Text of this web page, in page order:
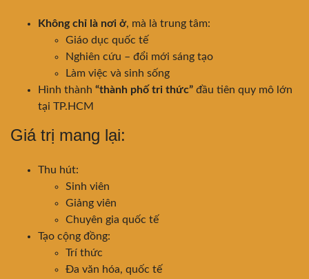
Không chỉ là nơi ở, mà là trung tâm:
Giáo dục quốc tế
Nghiên cứu – đổi mới sáng tạo
Làm việc và sinh sống
Hình thành “thành phố tri thức” đầu tiên quy mô lớn
tại TP.HCM
Giá trị mang lại:
Thu hút:
Sinh viên
Giảng viên
Chuyên gia quốc tế
Tạo cộng đồng:
Trí thức
Đa văn hóa, quốc tế